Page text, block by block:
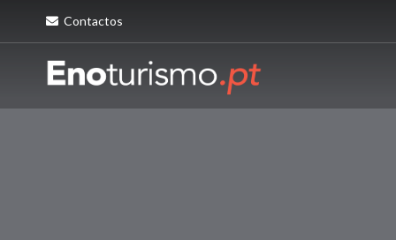
Contactos